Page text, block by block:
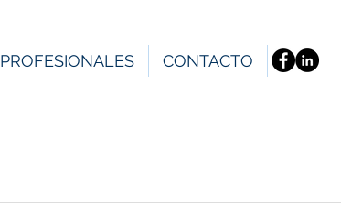
PROFESIONALES CONTACTO